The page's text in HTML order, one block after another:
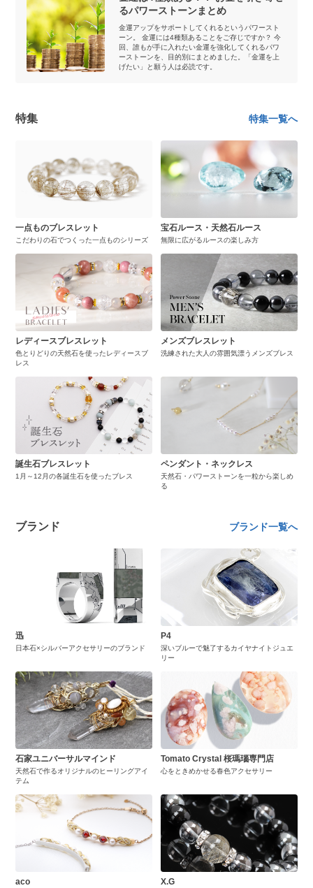
るパワーストーンまとめ
金運アップをサポートしてくれるというパワースト
ーン。 金運には4種類あることをご存じですか？ 今
回、誰もが手に入れたい金運を強化してくれるパワ
ーストーンを、目的別にまとめました。「金運を上
げたい」と願う人は必読です。
特集 特集一覧へ
一点ものブレスレット
こだわりの石でつくった一点ものシリーズ
宝石ルース・天然石ルース
無限に広がるルースの楽しみ方
レディースブレスレット
色とりどりの天然石を使ったレディースブ
レス
メンズブレスレット
洗練された大人の雰囲気漂うメンズブレス
誕生石ブレスレット
1月～12月の各誕生石を使ったブレス
ペンダント・ネックレス
天然石・パワーストーンを一粒から楽しめ
る
ブランド ブランド一覧へ
迅
日本石×シルバーアクセサリーのブランド
P4
深いブルーで魅了するカイヤナイトジュエ
リー
石家ユニバーサルマインド
天然石で作るオリジナルのヒーリングアイ
テム
Tomato Crystal 桜瑪瑙専門店
心をときめかせる春色アクセサリー
aco X.G